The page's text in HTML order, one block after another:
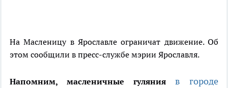
На Масленицу в Ярославле ограничат движение. Об
этом сообщили в пресс-службе мэрии Ярославля.
Напомним, масленичные гуляния
в городе